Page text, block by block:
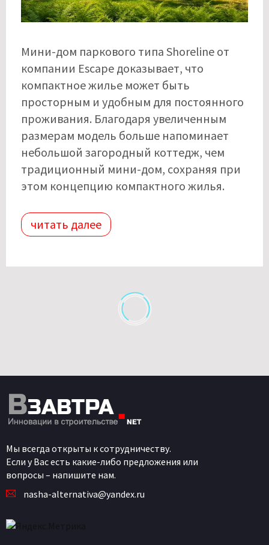
Мини-дом паркового типа Shoreline от
компании Escape доказывает, что
компактное жилье может быть
просторным и удобным для постоянного
проживания. Благодаря увеличенным
размерам модель больше напоминает
небольшой загородный коттедж, чем
традиционный мини-дом, сохраняя при
этом концепцию компактного жилья.
читать далее
Мы всегда открыты к сотрудничеству.
Если у Вас есть какие-либо предложения или
вопросы – напишите нам.
nasha-alternativa@yandex.ru